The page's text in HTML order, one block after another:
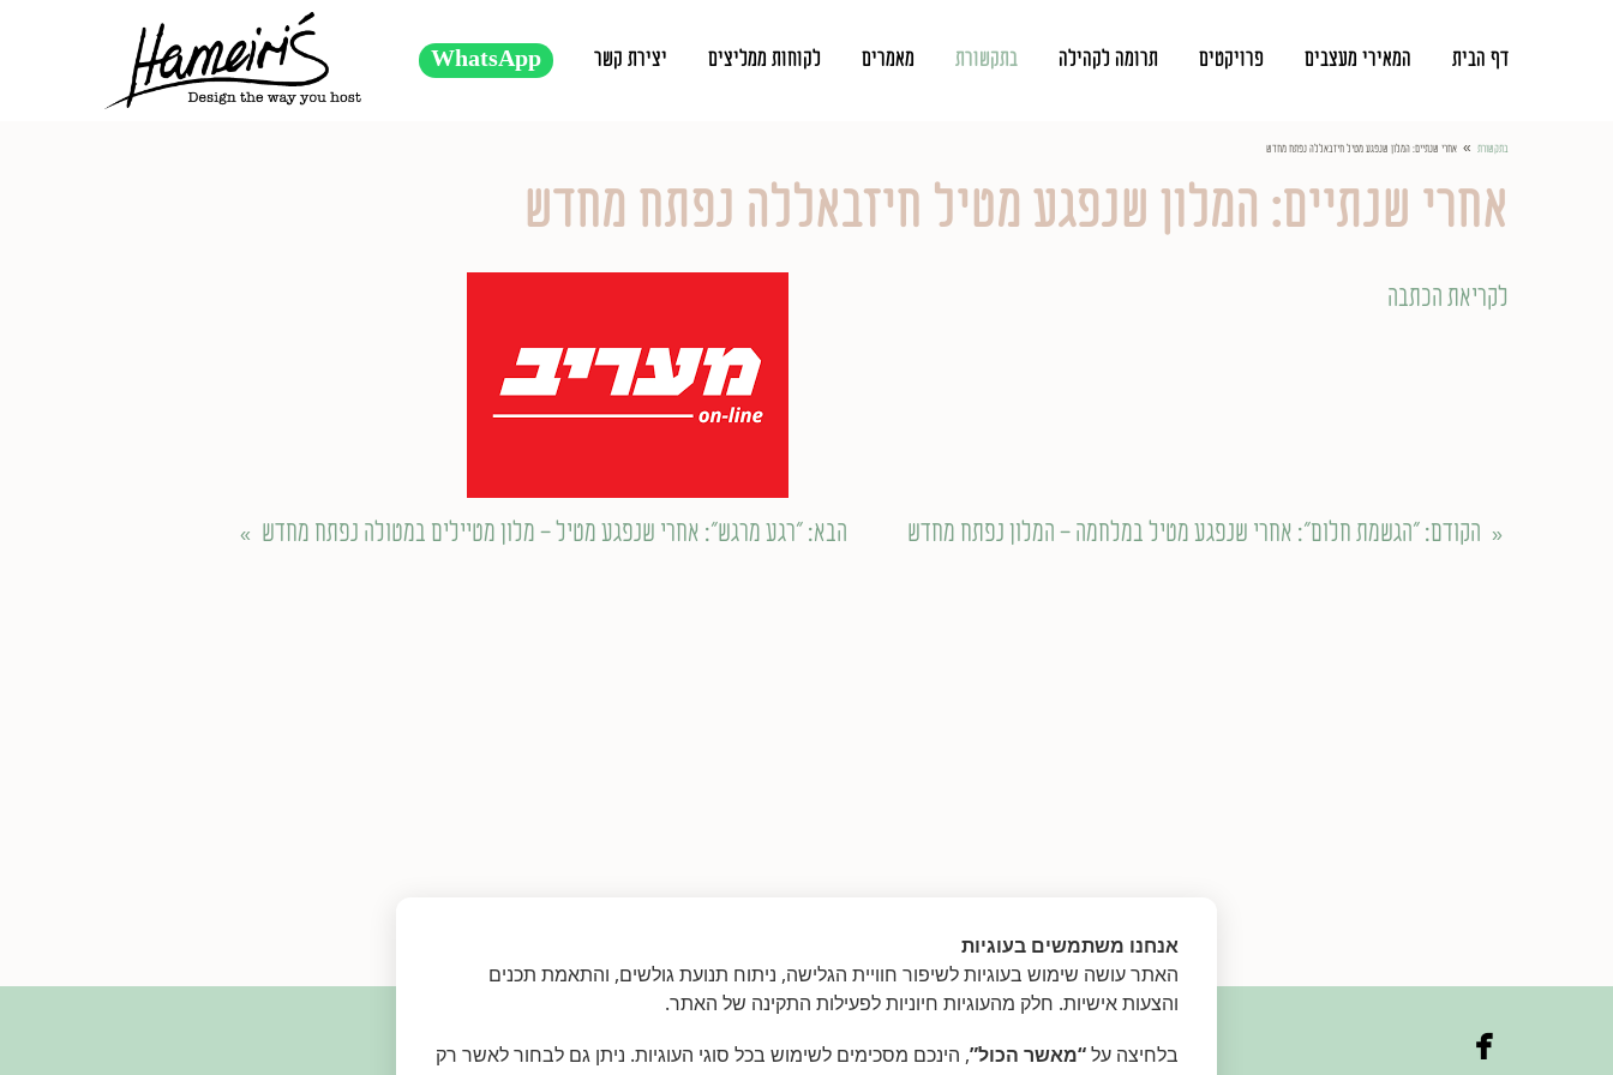
דף הבית המאירי מעצבים פרויקטים תרומה לקהילה בתקשורת מאמרים לקוחות ממליצים יצירת קשר WhatsApp
בתקשורת » אחרי שנתיים: המלון שנפגע מטיל חיזבאללה נפתח מחדש
אחרי שנתיים: המלון שנפגע מטיל חיזבאללה נפתח מחדש
לקריאת הכתבה
« הקודם: "הגשמת חלום": אחרי שנפגע מטיל במלחמה - המלון נפתח מחדש הבא: "רגע מרגש": אחרי שנפגע מטיל - מלון מטיילים במטולה נפתח מחדש »

אנחנו משתמשים בעוגיות
האתר עושה שימוש בעוגיות לשיפור חוויית הגלישה, ניתוח תנועת גולשים, והתאמת תכנים
והצעות אישיות. חלק מהעוגיות חיוניות לפעילות התקינה של האתר.
בלחיצה על“מאשר הכול”, הינכם מסכימים לשימוש בכל סוגי העוגיות. ניתן גם לבחור לאשר רק